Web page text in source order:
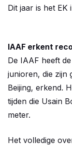
Dit jaar is het EK
IAAF erkent
De IAAF heeft
junioren, die zijn
Beijing, erkend.
tijden die Usain
meter.
Het volledige